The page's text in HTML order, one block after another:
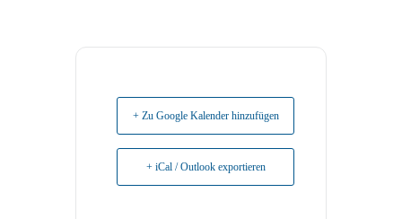
+ Zu Google Kalender hinzufügen
+ iCal / Outlook exportieren